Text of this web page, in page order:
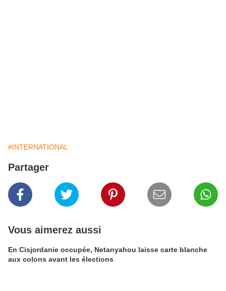
#INTERNATIONAL
Partager
Vous aimerez aussi
En Cisjordanie occupée, Netanyahou laisse carte blanche
aux colons avant les élections